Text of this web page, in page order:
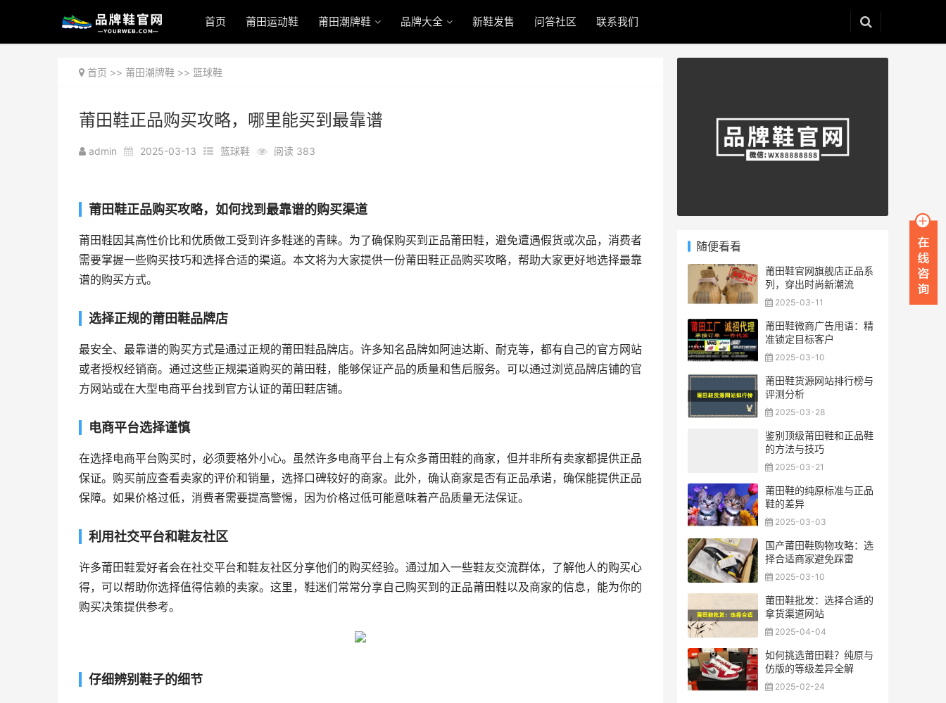
首页 莆田运动鞋 莆田潮牌鞋 品牌大全 新鞋发售 问答社区 联系我们
首页 >> 莆田潮牌鞋 >> 篮球鞋
莆田鞋正品购买攻略，哪里能买到最靠谱
admin 2025-03-13 篮球鞋 阅读 383
莆田鞋正品购买攻略，如何找到最靠谱的购买渠道
莆田鞋因其高性价比和优质做工受到许多鞋迷的青睐。为了确保购买到正品莆田鞋，避免遭遇假货或次品，消费者
需要掌握一些购买技巧和选择合适的渠道。本文将为大家提供一份莆田鞋正品购买攻略，帮助大家更好地选择最靠
谱的购买方式。
选择正规的莆田鞋品牌店
最安全、最靠谱的购买方式是通过正规的莆田鞋品牌店。许多知名品牌如阿迪达斯、耐克等，都有自己的官方网站
或者授权经销商。通过这些正规渠道购买的莆田鞋，能够保证产品的质量和售后服务。可以通过浏览品牌店铺的官
方网站或在大型电商平台找到官方认证的莆田鞋店铺。
电商平台选择谨慎
在选择电商平台购买时，必须要格外小心。虽然许多电商平台上有众多莆田鞋的商家，但并非所有卖家都提供正品
保证。购买前应查看卖家的评价和销量，选择口碑较好的商家。此外，确认商家是否有正品承诺，确保能提供正品
保障。如果价格过低，消费者需要提高警惕，因为价格过低可能意味着产品质量无法保证。
利用社交平台和鞋友社区
许多莆田鞋爱好者会在社交平台和鞋友社区分享他们的购买经验。通过加入一些鞋友交流群体，了解他人的购买心
得，可以帮助你选择值得信赖的卖家。这里，鞋迷们常常分享自己购买到的正品莆田鞋以及商家的信息，能为你的
购买决策提供参考。
仔细辨别鞋子的细节
随便看看
莆田鞋官网旗舰店正品系
列，穿出时尚新潮流
2025-03-11
莆田鞋微商广告用语：精
准锁定目标客户
2025-03-10
莆田鞋货源网站排行榜与
评测分析
2025-03-28
鉴别顶级莆田鞋和正品鞋
的方法与技巧
2025-03-21
莆田鞋的纯原标准与正品
鞋的差异
2025-03-03
国产莆田鞋购物攻略：选
择合适商家避免踩雷
2025-03-10
莆田鞋批发：选择合适的
拿货渠道网站
2025-04-04
如何挑选莆田鞋？纯原与
仿版的等级差异全解
2025-02-24